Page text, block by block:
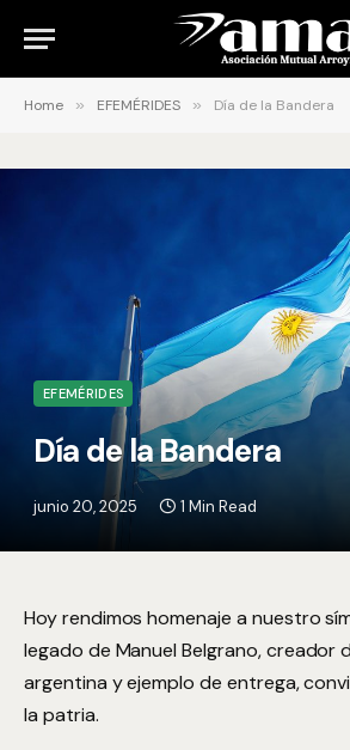
Home » EFEMÉRIDES » Día de la Bandera
EFEMÉRIDES
Día de la Bandera
junio 20, 2025 1 Min Read
Hoyrendimos homenaje a nuestro
legado de Manuel Belgrano, creador
argentina y ejemplo de entrega,
la patria.